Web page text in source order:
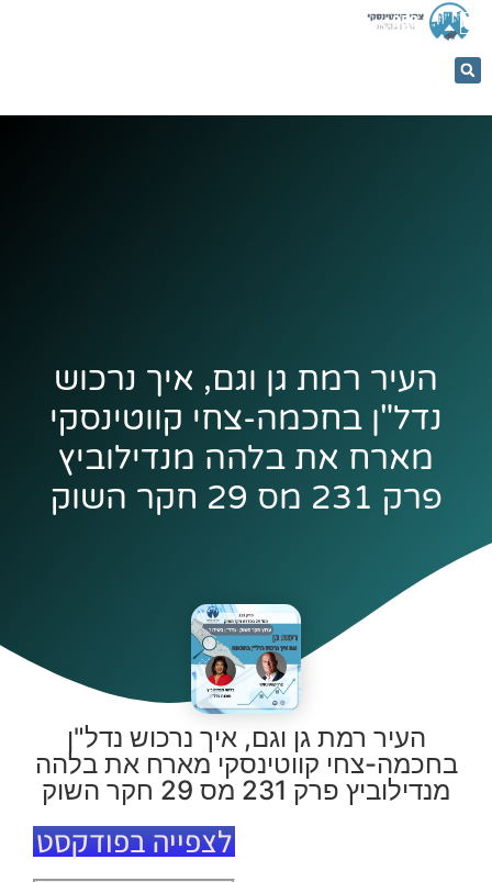
053-
5366884
העיר רמת גן וגם, איך נרכוש
נדל"ן בחכמה-צחי קווטינסקי
מארח את בלהה מנדילוביץ
פרק 231 מס 29 חקר השוק
העיר רמת גן וגם, איך נרכוש נדל"ן
בחכמה-צחי קווטינסקי מארח את בלהה
מנדילוביץ פרק 231 מס 29 חקר השוק
לצפייה בפודקסט